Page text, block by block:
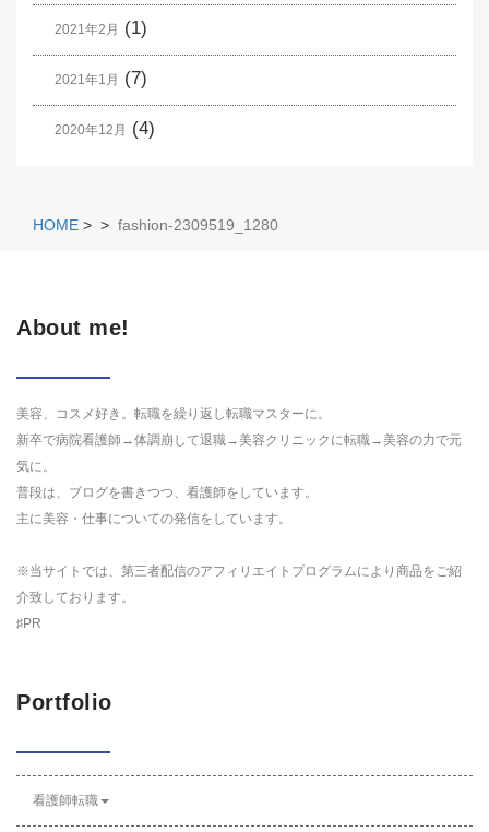
2021年2月 (1)
2021年1月 (7)
2020年12月 (4)
HOME > > fashion-2309519_1280
About me!
美容、コスメ好き。転職を繰り返し転職マスターに。
新卒で病院看護師→体調崩して退職→美容クリニックに転職→美容の力で元
気に。
普段は、ブログを書きつつ、看護師をしています。
主に美容・仕事についての発信をしています。
※当サイトでは、第三者配信のアフィリエイトプログラムにより商品をご紹
介致しております。
♯PR
Portfolio
看護師転職